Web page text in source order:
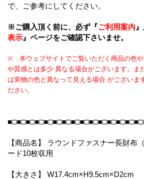
で、ご参考にしてください。
※ご購入頂く前に、必ず『ご利用案内
表示 』ページをご確認下さいませ。
※ 本ウェブサイトでご覧いただく商品の色や
や質感とは多少 異なる場合がございます。ま
は実物の色と異なって見える場合 がございま
ださい。
【商品名】 ラウンドファスナー長財布
ード10枚収用
【大きさ】 W17.4cm×H9.5cm×D2cm